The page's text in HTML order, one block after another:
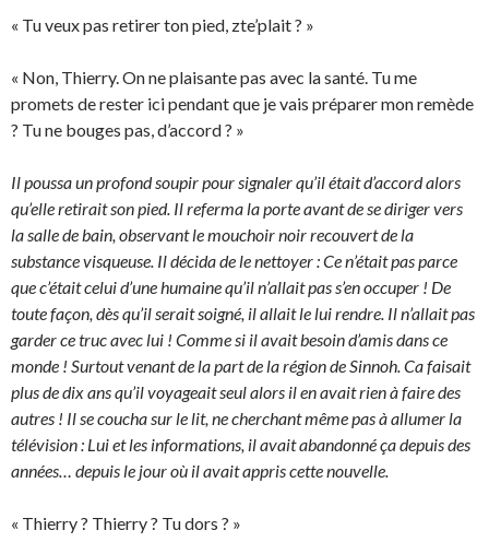
« Tu veux pas retirer ton pied, zte’plait ? »
« Non, Thierry. On ne plaisante pas avec la santé. Tu me
promets de rester ici pendant que je vais préparer mon remède
? Tu ne bouges pas, d’accord ? »
Il poussa un profond soupir pour signaler qu’il était d’accord alors
qu’elle retirait son pied. Il referma la porte avant de se diriger vers
la salle de bain, observant le mouchoir noir recouvert de la
substance visqueuse. Il décida de le nettoyer : Ce n’était pas parce
que c’était celui d’une humaine qu’il n’allait pas s’en occuper ! De
toute façon, dès qu’il serait soigné, il allait le lui rendre. Il n’allait pas
garder ce truc avec lui ! Comme si il avait besoin d’amis dans ce
monde ! Surtout venant de la part de la région de Sinnoh. Ca faisait
plus de dix ans qu’il voyageait seul alors il en avait rien à faire des
autres ! Il se coucha sur le lit, ne cherchant même pas à allumer la
télévision : Lui et les informations, il avait abandonné ça depuis des
années… depuis le jour où il avait appris cette nouvelle.
« Thierry ? Thierry ? Tu dors ? »